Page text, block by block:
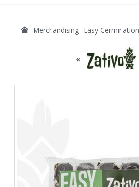
Merchandising Easy Germination
«